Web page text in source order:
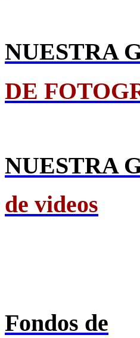
NUESTRA
DE
NUESTRA
de videos
Fondos de